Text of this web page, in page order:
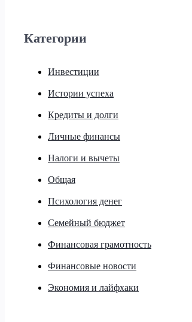
Категории
Инвестиции
Истории успеха
Кредиты и долги
Личные финансы
Налоги и вычеты
Общая
Психология денег
Семейный бюджет
Финансовая грамотность
Финансовые новости
Экономия и лайфхаки